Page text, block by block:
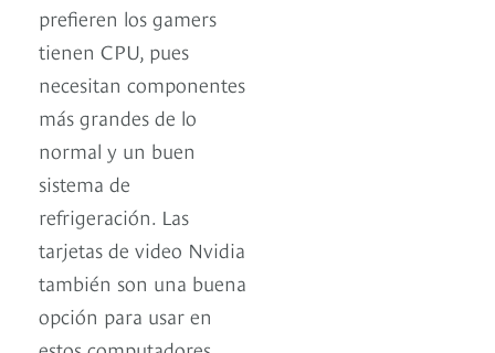
prefieren los gamers
tienen CPU, pues
necesitan componentes
más grandes de lo
normal y un buen
sistema de
refrigeración. Las
tarjetas de video Nvidia
también son una buena
opción para usar en